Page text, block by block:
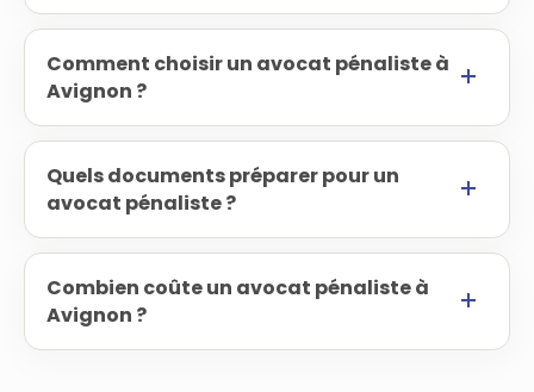
Comment choisir un avocat pénaliste à
Avignon ?
Quels documents préparer pour un
avocat pénaliste ?
Combien coûte un avocat pénaliste à
Avignon ?